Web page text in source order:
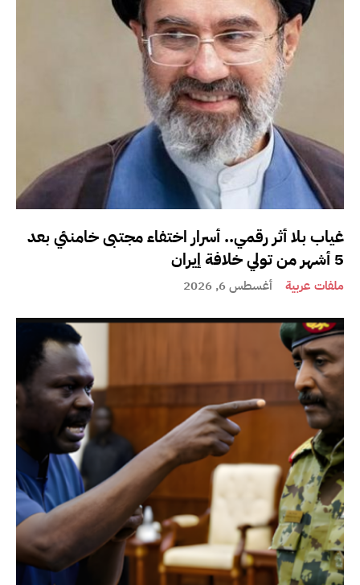
غياب بلا أثر رقمي.. أسرار اختفاء مجتبى خامنئي بعد
5 أشهر من تولي خلافة إيران
ملفات عربية أغسطس 6, 2026